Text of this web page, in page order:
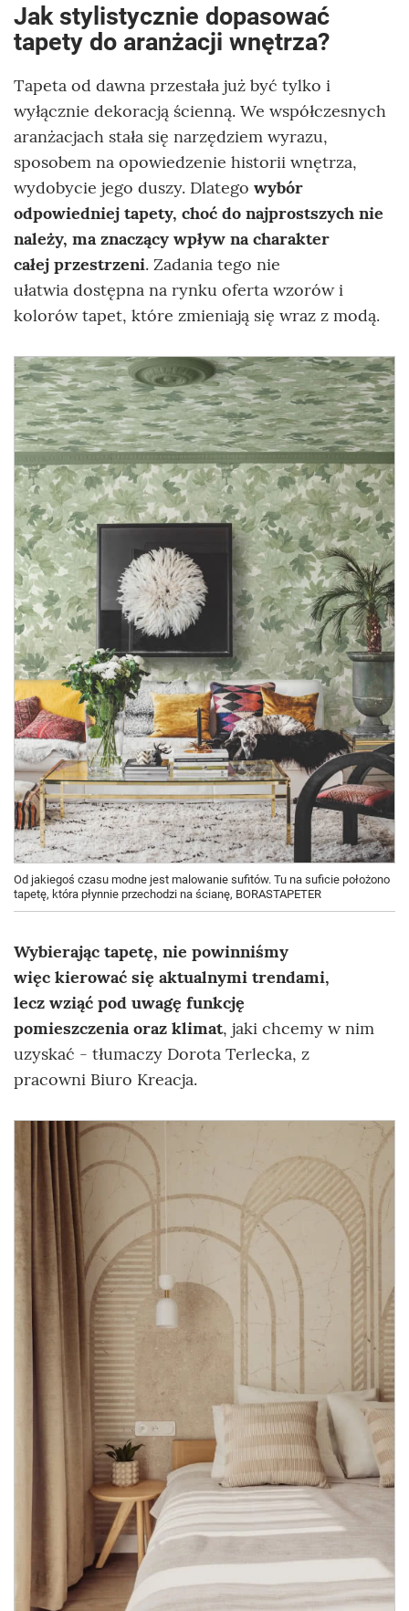
Jak stylistycznie dopasować
tapety do aranżacji wnętrza?
Tapeta od dawna przestała już być tylko i
wyłącznie dekoracją ścienną. We współczesnych
aranżacjach stała się narzędziem wyrazu,
sposobem na opowiedzenie historii wnętrza,
wydobycie jego duszy. Dlatego wybór
odpowiedniej tapety, choć do najprostszych nie
należy, ma znaczący wpływ na charakter
całej przestrzeni. Zadania tego nie
ułatwia dostępna na rynku oferta wzorów i
kolorów tapet, które zmieniają się wraz z modą.
Od jakiegoś czasu modne jest malowanie sufitów. Tu na suficie położono
tapetę, która płynnie przechodzi na ścianę, BORASTAPETER
Wybierając tapetę, nie powinniśmy
więc kierować się aktualnymi trendami,
lecz wziąć pod uwagę funkcję
pomieszczenia oraz klimat, jaki chcemy w nim
uzyskać - tłumaczy Dorota Terlecka, z
pracowni Biuro Kreacja.